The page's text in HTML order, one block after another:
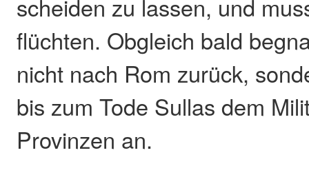
scheiden zu lassen, und
flüchten. Obgleich bald
nicht nach Rom zurück,
bis zum Tode Sullas dem
Provinzen an.